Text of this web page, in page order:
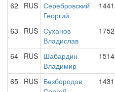
62 RUS Серебровский
Георгий
1441
63 RUS Суханов
Владислав
1752
64 RUS Шабардин
Владимир
1514
65 RUS Безбородов
1431